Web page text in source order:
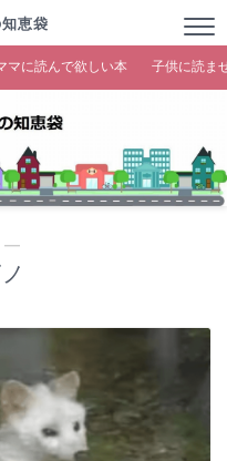
恵袋
マに読んで欲しい本 子供に読ま
―